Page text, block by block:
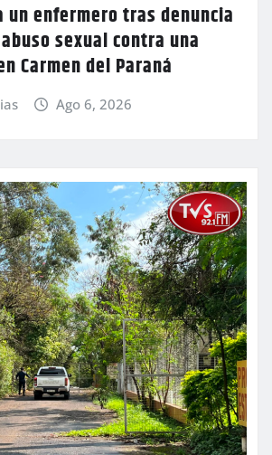
un enfermero tras denuncia
sexual contra una
Carmen del Paraná
Ago 6, 2026